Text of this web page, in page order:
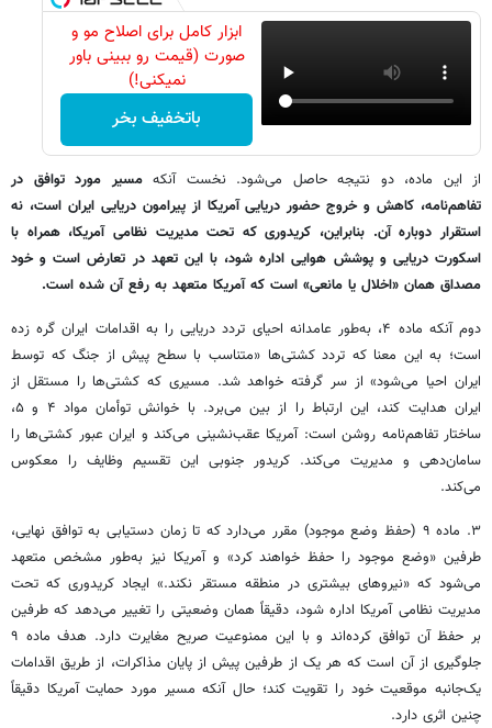
ابزار کامل برای اصلاح مو و
صورت (قیمت رو ببینی باور
نمیکنی!)
باتخفیف بخر
از این ماده، دو نتیجه حاصل می‌شود. نخست آنکهمسیر مورد توافق در
تفاهم‌نامه، کاهش و خروج حضور دریایی آمریکا از پیرامون دریایی ایران است، نه
استقرار دوباره آن. بنابراین، کریدوری که تحت مدیریت نظامی آمریکا، همراه با
اسکورت دریایی و پوشش هوایی اداره شود، با این تعهد در تعارض است و خود
مصداق همان «اخلال یا مانعی» است که آمریکا متعهد به رفع آن شده است.
دوم آنکه ماده ۴، به‌طور عامدانه احیای تردد دریایی را به اقدامات ایران گره زده
است؛ به این معنا که تردد کشتی‌ها «متناسب با سطح پیش از جنگ که توسط
ایران احیا می‌شود» از سر گرفته خواهد شد. مسیری که کشتی‌ها را مستقل از
ایران هدایت کند، این ارتباط را از بین می‌برد. با خوانش توأمان مواد ۴ و ۵،
ساختار تفاهم‌نامه روشن است: آمریکا عقب‌نشینی می‌کند و ایران عبور کشتی‌ها را
سامان‌دهی و مدیریت می‌کند. کریدور جنوبی این تقسیم وظایف را معکوس
می‌کند.
۳. ماده ۹ (حفظ وضع موجود) مقرر می‌دارد که تا زمان دستیابی به توافق نهایی،
طرفین «وضع موجود را حفظ خواهند کرد» و آمریکا نیز به‌طور مشخص متعهد
می‌شود که «نیروهای بیشتری در منطقه مستقر نکند.» ایجاد کریدوری که تحت
مدیریت نظامی آمریکا اداره شود، دقیقاً همان وضعیتی را تغییر می‌دهد که طرفین
بر حفظ آن توافق کرده‌اند و با این ممنوعیت صریح مغایرت دارد. هدف ماده ۹
جلوگیری از آن است که هر یک از طرفین پیش از پایان مذاکرات، از طریق اقدامات
یک‌جانبه موقعیت خود را تقویت کند؛ حال آنکه مسیر مورد حمایت آمریکا دقیقاً
چنین اثری دارد.